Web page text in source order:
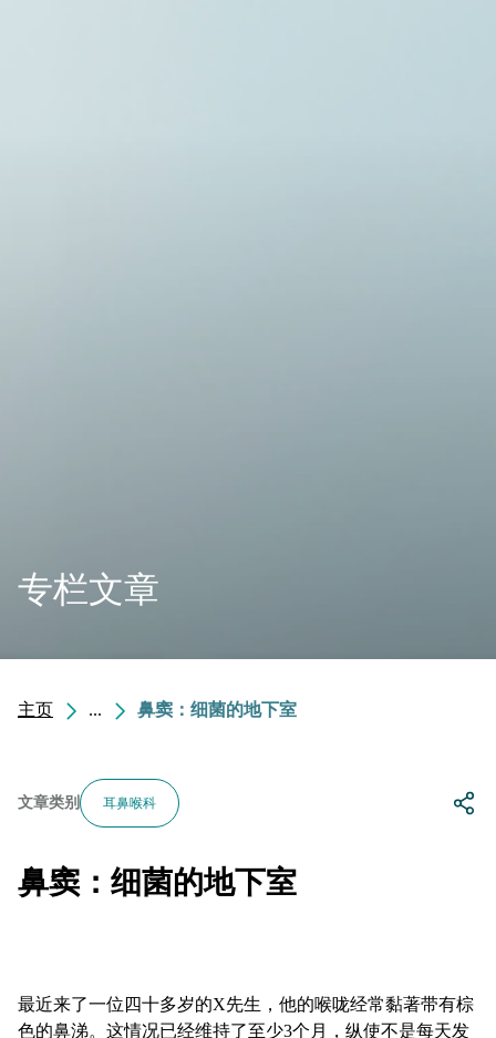
专栏文章
主页 ... 鼻窦：细菌的地下室
文章类别 耳鼻喉科
鼻窦：细菌的地下室
最近来了一位四十多岁的X先生，他的喉咙经常黏著带有棕
色的鼻涕。这情况已经维持了至少3个月，纵使不是每天发